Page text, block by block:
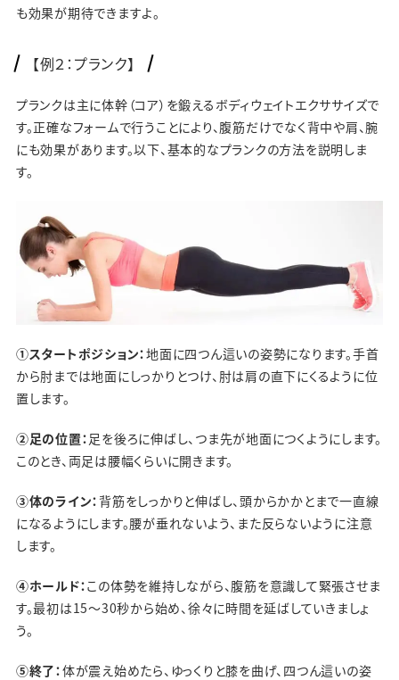
も効果が期待できますよ。
【例２：プランク】
プランクは主に体幹（コア）を鍛えるボディウェイトエクササイズで
す。正確なフォームで行うことにより、腹筋だけでなく背中や肩、腕
にも効果があります。以下、基本的なプランクの方法を説明しま
す。
①スタートポジション：地面に四つん這いの姿勢になります。手首
から肘までは地面にしっかりとつけ、肘は肩の直下にくるように位
置します。
②足の位置： 足を後ろに伸ばし、つま先が地面につくようにします。
このとき、両足は腰幅くらいに開きます。
③体のライン：背筋をしっかりと伸ばし、頭からかかとまで一直線
になるようにします。腰が垂れないよう、また反らないように注意
します。
④ホールド：この体勢を維持しながら、腹筋を意識して緊張させま
す。最初は15～30秒から始め、徐々に時間を延ばしていきましょ
う。
⑤終了：体が震え始めたら、ゆっくりと膝を曲げ、四つん這いの姿